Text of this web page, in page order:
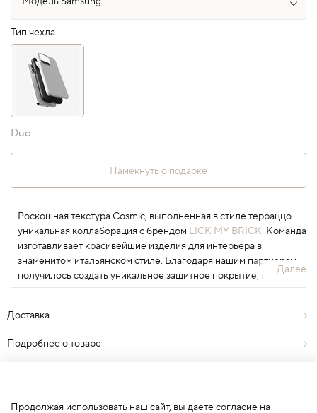
Тип чехла
Duo
Намекнуть о подарке
Роскошная текстура Cosmic, выполненная в стиле терраццо -
уникальная коллаборация с брендом LICK MY BRICK. Команда
изготавливает красивейшие изделия для интерьера в
знаменитом итальянском стиле. Благодаря нашим партнерам
получилось создать уникальное защитное покрытие, которое
будет отлично сочетаться с корпусом гаджетов и дополнять
...Далее
Доставка
Подробнее о товаре
Продолжая использовать наш сайт, вы даете согласие на